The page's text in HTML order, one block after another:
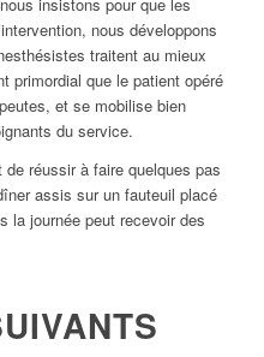
insistons pour que les
nous développons
traitent au mieux
primordial que le patient opéré
et se mobilise bien
du service.
réussir à faire quelques pas
assis sur un fauteuil placé
la journée peut recevoir des